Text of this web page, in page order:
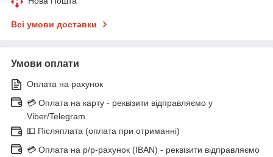
Всі умови доставки
Умови оплати
Оплата на рахунок
💳 Оплата на карту - реквізити відправляємо у
Viber/Telegram
💵 Післяплата (оплата при отриманні)
💳 Оплата на р/р-рахунок (IBAN) - реквізити відправляємо